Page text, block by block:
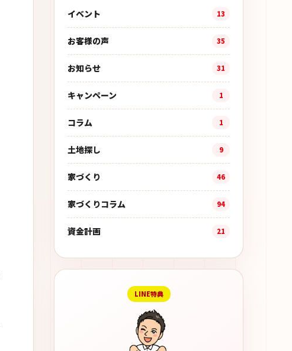
イベント 13
お客様の声 35
お知らせ 31
キャンペーン 1
コラム 1
土地探し 9
家づくり 46
家づくりコラム 94
資金計画 21
LINE特典